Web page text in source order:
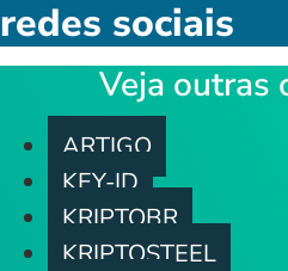
redes sociais
Veja outras
ARTIGO
KEY-ID
KRIPTOBR
KRIPTOSTEEL